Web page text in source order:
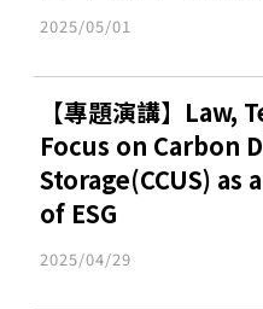
2025/05/01
【專題演講】Law,
Focus on Carbon
Storage(CCUS)
of ESG
2025/04/29